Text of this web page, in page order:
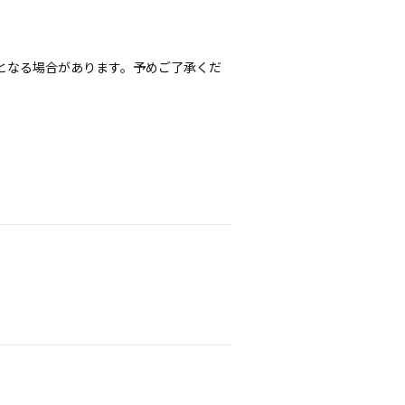
る場合があります。予めご了承くだ